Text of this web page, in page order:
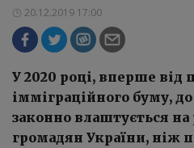
20.12.2019 17:00
У 2020 році, вперше від
імміграційного буму,
законно влаштується
громадян України, ніж